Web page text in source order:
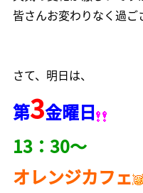
皆さんお変わりなく過
さて、明日は、
第3金曜日
13：30～
オレンジカフェ